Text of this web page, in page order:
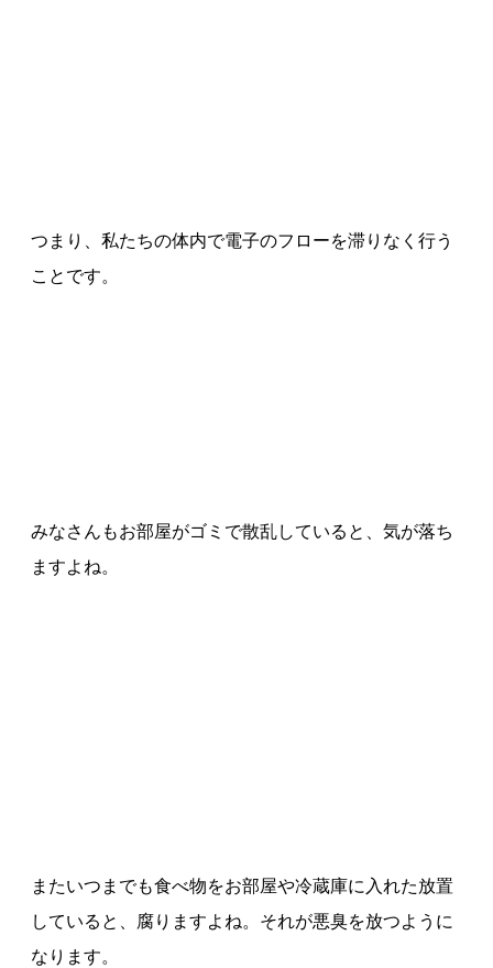
つまり、私たちの体内で電子のフローを滞りなく行う
ことです。
みなさんもお部屋がゴミで散乱していると、気が落ち
ますよね。
またいつまでも食べ物をお部屋や冷蔵庫に入れた放置
していると、腐りますよね。それが悪臭を放つように
なります。